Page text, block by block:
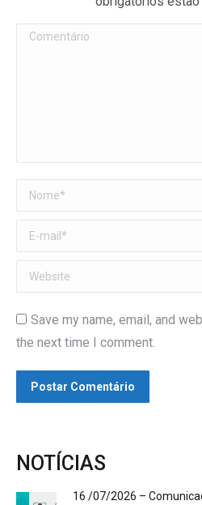
Comentário
Nome *
E-mail *
Website
Save my name, email, and
the next time I comment.
Postar Comentário
NOTÍCIAS
16 /07/2026 –